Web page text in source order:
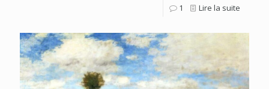
1 Lire la suite